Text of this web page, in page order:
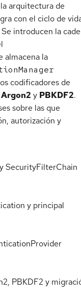
arquitectura de
con el ciclo de
introducen la
almacena la
codificadores de
Argon2 y PBKDF2.
sobre las que
autorización y
SecurityFilterChain
y principal
PBKDF2 y